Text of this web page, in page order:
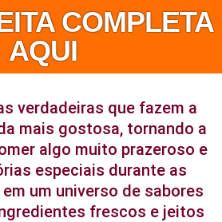
COMPLETA
AQUI
verdadeiras que fazem a
mais gostosa, tornando a
algo muito prazeroso e
especiais durante as
um universo de sabores
frescos e jeitos